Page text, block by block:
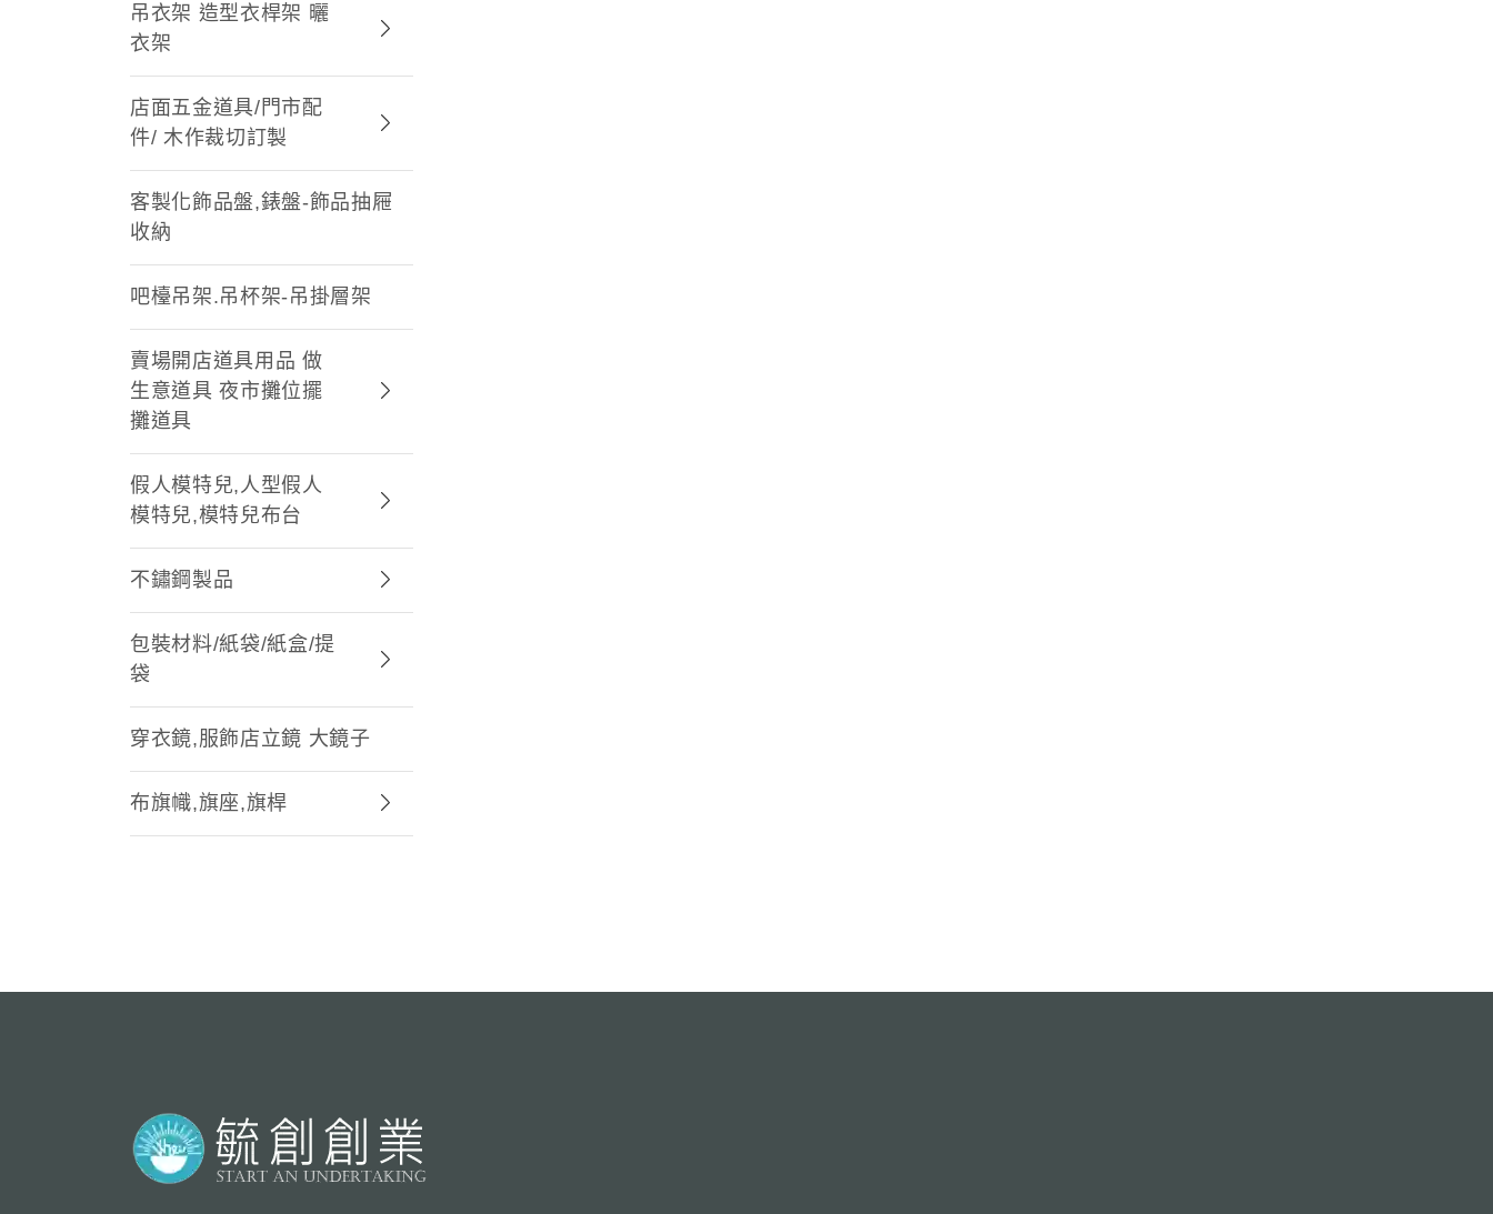
吊衣架 造型衣桿架 曬
衣架
店面五金道具/門市配
件/ 木作裁切訂製
客製化飾品盤,錶盤-飾品抽屜
收納
吧檯吊架.吊杯架-吊掛層架
賣場開店道具用品 做
生意道具 夜市攤位擺
攤道具
假人模特兒,人型假人
模特兒,模特兒布台
不鏽鋼製品
包裝材料/紙袋/紙盒/提
袋
穿衣鏡,服飾店立鏡 大鏡子
布旗幟,旗座,旗桿